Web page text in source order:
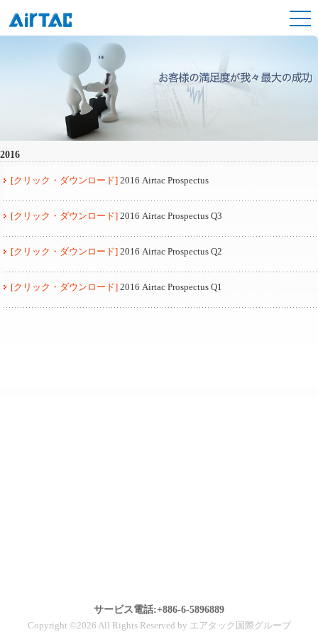
2016
[クリック・ダウンロード] 2016 Airtac Prospectus
[クリック・ダウンロード] 2016 Airtac Prospectus Q3
[クリック・ダウンロード] 2016 Airtac Prospectus Q2
[クリック・ダウンロード] 2016 Airtac Prospectus Q1
サービス電話:+886-6-5896889
Copyright ©2026 All Rights Reserved by エアタック国際グループ